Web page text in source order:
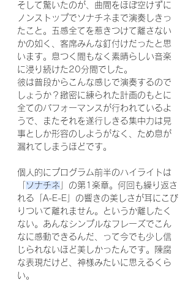
そして驚いたのが、曲間をほぼ空けずに
ノンストップでソナチネまで演奏しきっ
たこと。五感全てを惹きつけて離さない
かの如く、客席みんな釘付けだったと思
います。息つく間もなく素晴らしい音楽
に浸り続けた20分間でした。
彼は普段からこんな感じで演奏するので
しょうか？緻密に練られた計画のもとに
全てのパフォーマンスが行われているよ
うで、またそれを遂行しきる集中力は見
事としか形容のしようがなく、ため息が
漏れてしまうほどです。
個人的にプログラム前半のハイライトは
ソナチネ 」の第1楽章。何回も繰り返さ
れる「A-E-E」の響きの美しさが耳にこび
りついて離れません。というか離したく
ない。あんなシンプルなフレーズでこん
なに感動できるんだ、って今でも少し信
じられないほど美しかったんです。陳腐
な表現だけど、神様みたいに思えるくら
い。